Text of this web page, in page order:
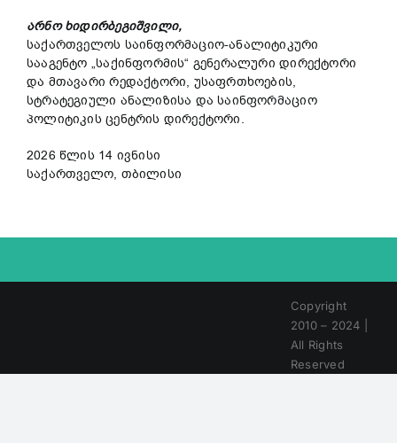
არნო ხიდირბეგიშვილი,
საქართველოს საინფორმაციო-ანალიტიკური
სააგენტო „საქინფორმის“ გენერალური დირექტორი
და მთავარი რედაქტორი, უსაფრთხოების,
სტრატეგიული ანალიზისა და საინფორმაციო
პოლიტიკის ცენტრის დირექტორი.
2026 წლის 14 ივნისი
საქართველო, თბილისი
Copyright
2010 – 2024 |
All Rights
Reserved